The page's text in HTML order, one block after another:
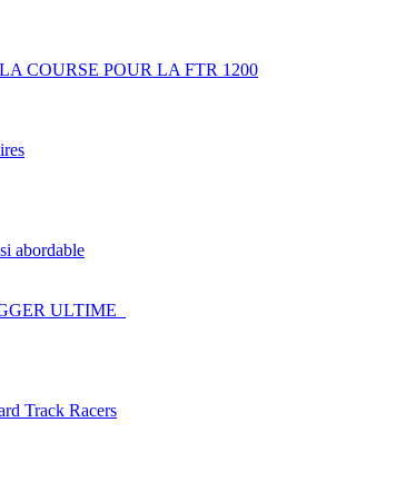
COURSE POUR LA FTR 1200
abordable
ULTIME
Track Racers